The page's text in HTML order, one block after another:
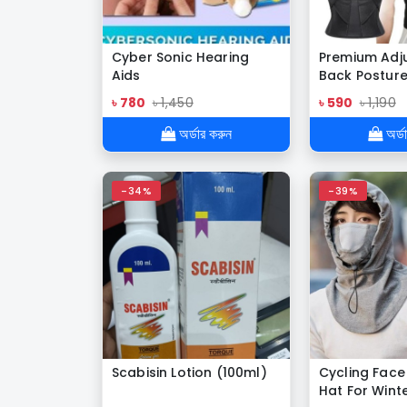
Cyber Sonic Hearing
Aids
৳ 780 ৳ 1,450
অর্ডার করুন
Premium
Back
Belt for
৳ 590 ৳ 1,190
-34%
Scabisin Lotion (100ml)
-39%
Cycling
Hat For